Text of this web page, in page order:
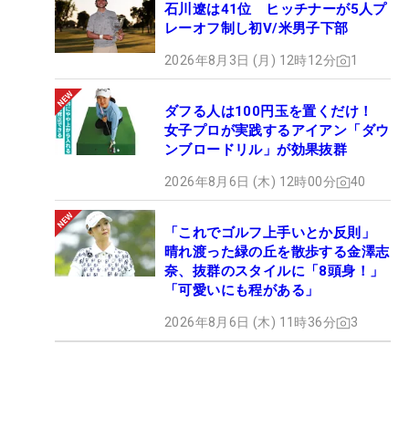
石川遼は41位 ヒッチナーが5人プ
レーオフ制し初V/米男子下部
2026年8月3日 (月) 12時12分 1
ダフる人は100円玉を置くだけ！
女子プロが実践するアイアン「ダウ
ンブロードリル」が効果抜群
2026年8月6日 (木) 12時00分 40
「これでゴルフ上手いとか反則」
晴れ渡った緑の丘を散歩する金澤志
奈、抜群のスタイルに「8頭身！」
「可愛いにも程がある」
2026年8月6日 (木) 11時36分 3